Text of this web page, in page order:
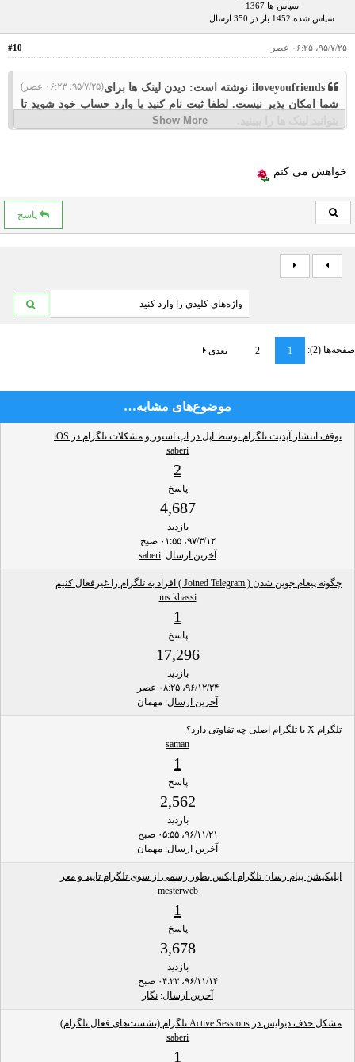
سپاس ها 1367
سپاس شده 1452 بار در 350 ارسال
#10 ۹۵/۷/۲۵، ۰۶:۲۵ عصر
(۹۵/۷/۲۵، ۰۶:۲۳ عصر)iloveyoufriends نوشته است: دیدن لینک ها برای
شما امکان پذیر نیست. لطفا ثبت نام کنید یا وارد حساب خود شوید تا
Sent from my iPhone using Tapatalk
خواهش می کنم
پاسخ
صفحه‌ها (2): 1
2 بعدی
موضوع‌های مشابه…
توقف انتشار آپدیت تلگرام توسط اپل در اپ استور و مشکلات تلگرام در iOS
saberi
2
پاسخ
4,687
بازدید
۹۷/۳/۱۲، ۰۱:۵۵ صبح
آخرین ارسال:
saberi
چگونه پیغام جوین شدن ( Joined Telegram ) افراد به تلگرام را غیرفعال کنیم
ms.khassi
1
پاسخ
17,296
بازدید
۹۶/۱۲/۲۴، ۰۸:۲۵ عصر
آخرین ارسال: مهمان
تلگرام X با تلگرام اصلی چه تفاوتی دارد؟
saman
1
پاسخ
2,562
بازدید
۹۶/۱۱/۲۱، ۰۵:۵۵ صبح
آخرین ارسال: مهمان
اپلیکیشن پیام رسان تلگرام ایکس بطور رسمی از سوی تلگرام تایید و معر
mesterweb
1
پاسخ
3,678
بازدید
۹۶/۱۱/۱۴، ۰۴:۲۲ صبح
آخرین ارسال: نگار
مشکل حذف دیوایس در Active Sessions تلگرام (نشست‌های فعال تلگرام)
saberi
1